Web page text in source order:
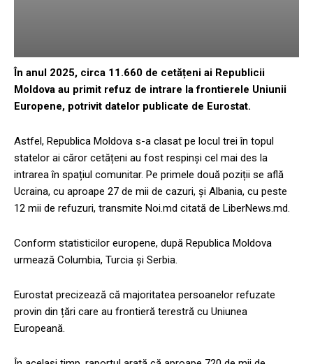
În anul 2025, circa 11.660 de cetățeni ai Republicii
Moldova au primit refuz de intrare la frontierele Uniunii
Europene, potrivit datelor publicate de Eurostat.
Astfel, Republica Moldova s-a clasat pe locul trei în topul
statelor ai căror cetățeni au fost respinși cel mai des la
intrarea în spațiul comunitar. Pe primele două poziții se află
Ucraina, cu aproape 27 de mii de cazuri, și Albania, cu peste
12 mii de refuzuri, transmite Noi.md citată de LiberNews.md.
Conform statisticilor europene, după Republica Moldova
urmează Columbia, Turcia și Serbia.
Eurostat precizează că majoritatea persoanelor refuzate
provin din țări care au frontieră terestră cu Uniunea
Europeană.